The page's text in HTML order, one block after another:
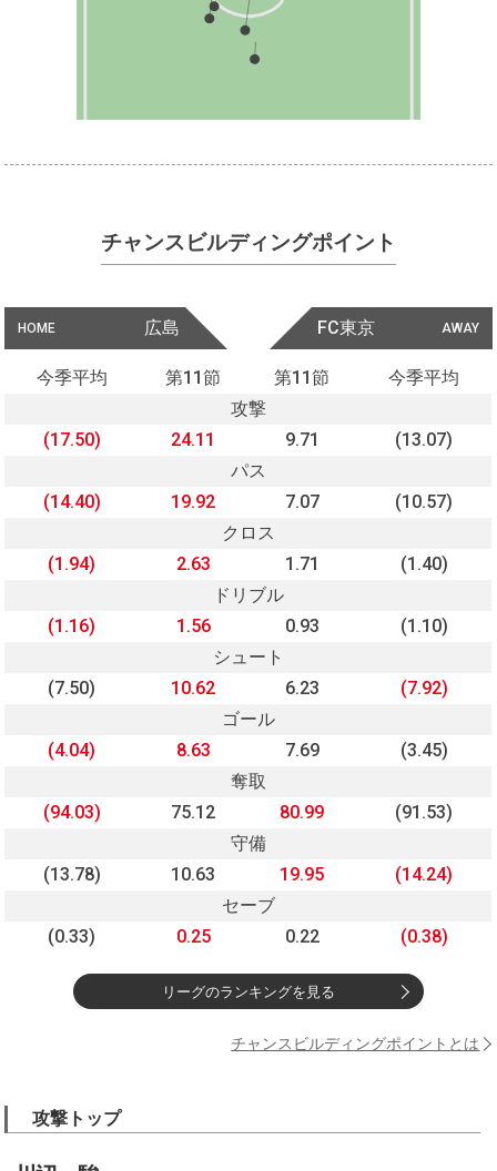
チャンスビルディングポイント
HOME 広島 AWAY
FC東京
今季平均 第11節 第11節
今季平均
攻撃
(17.50)
24.11 9.71
(13.07)
パス
(14.40)
19.92 7.07
(10.57)
クロス
(1.94)
2.63 1.71
(1.40)
ドリブル
(1.16)
1.56 0.93
(1.10)
シュート
(7.50)
10.62 6.23
(7.92)
ゴール
(4.04)
8.63 7.69
(3.45)
奪取
(94.03)
75.12 80.99
(91.53)
守備
(13.78)
10.63 19.95
(14.24)
セーブ
(0.33)
0.25 0.22 (0.38)
リーグのランキングを見る
チャンスビルディングポイントとは
攻撃トップ